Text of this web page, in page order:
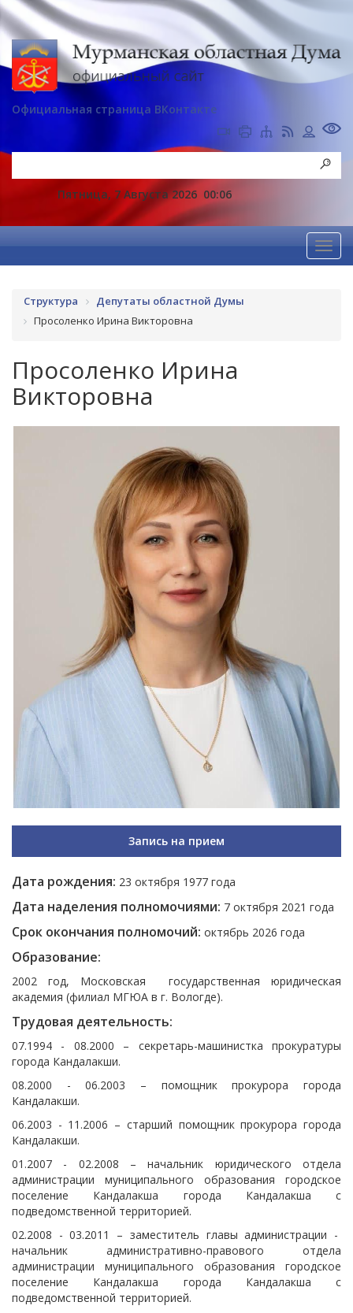
Официальная страница ВКонтакте
Пятница, 7 Августа 2026 00:06
Структура
Депутаты областной Думы
Просоленко Ирина Викторовна
Просоленко Ирина
Викторовна
Запись на прием
Дата рождения: 23 октября 1977 года
Дата наделения полномочиями: 7 октября 2021 года
Срок окончания полномочий: октябрь 2026 года
Образование:
2002 год, Московская государственная юридическая
академия (филиал МГЮА в г. Вологде).
Трудовая деятельность:
07.1994 - 08.2000 – секретарь-машинистка прокуратуры
города Кандалакши.
08.2000 - 06.2003 – помощник прокурора города
Кандалакши.
06.2003 - 11.2006 – старший помощник прокурора города
Кандалакши.
01.2007 - 02.2008 – начальник юридического отдела
администрации муниципального образования городское
поселение Кандалакша города Кандалакша с
подведомственной территорией.
02.2008 - 03.2011 – заместитель главы администрации -
начальник административно-правового отдела
администрации муниципального образования городское
поселение Кандалакша города Кандалакша с
подведомственной территорией.